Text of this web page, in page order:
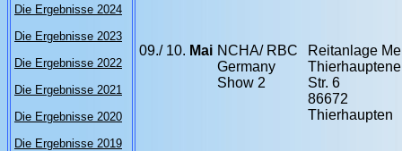
Die Ergebnisse 2024
Die Ergebnisse 2023
Die Ergebnisse 2022
Die Ergebnisse 2021
Die Ergebnisse 2020
Die Ergebnisse 2019
09./ 10. Mai NCHA/ RBC
Germany
Show 2
Reitanlage
Str. 6
86672
Thierhaupten